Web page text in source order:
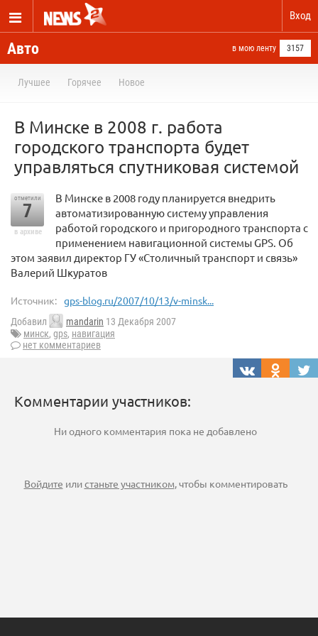
Вход
Авто в мою ленту 3157
Лучшее Горячее Новое
В Минске в 2008 г. работа
городского транспорта будет
управляться спутниковая системой
отметили
7
в архиве
В Минске в 2008 году планируется внедрить
автоматизированную систему управления
работой городского и пригородного транспорта с
применением навигационной системы GPS. Об
этом заявил директор ГУ «Столичный транспорт и связь»
Валерий Шкуратов
Источник: gps-blog.ru/2007/10/13/v-minsk...
Добавил mandarin 13 Декабря 2007
минск, gps, навигация
нет комментариев
Комментарии участников:
Ни одного комментария пока не добавлено
Войдите илистаньте участником, чтобы комментировать